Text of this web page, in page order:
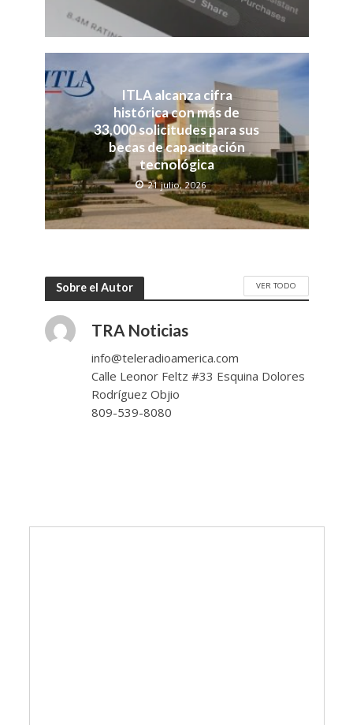
ITLA alcanza cifra
histórica con más de
33,000 solicitudes para sus
becas de capacitación
tecnológica
21 julio, 2026
Sobre el Autor VER TODO
TRA Noticias
info@teleradioamerica.com
Calle Leonor Feltz #33 Esquina Dolores
Rodríguez Objio
809-539-8080